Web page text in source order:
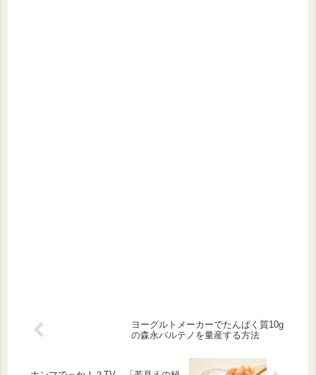
ヨーグルトメーカーでたんぱく質10g
の森永パルテノを量産する方法